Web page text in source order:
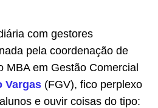
com gestores
pela coordenação de
MBA em Gestão Comercial
Vargas (FGV), fico perplexo
e ouvir coisas do tipo: